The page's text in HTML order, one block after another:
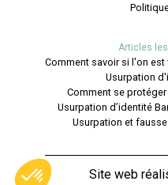
Articles
Comment savoir si l'on
Usurpation
Comment se protéger
Usurpation d’identité
Usurpation et
Site web